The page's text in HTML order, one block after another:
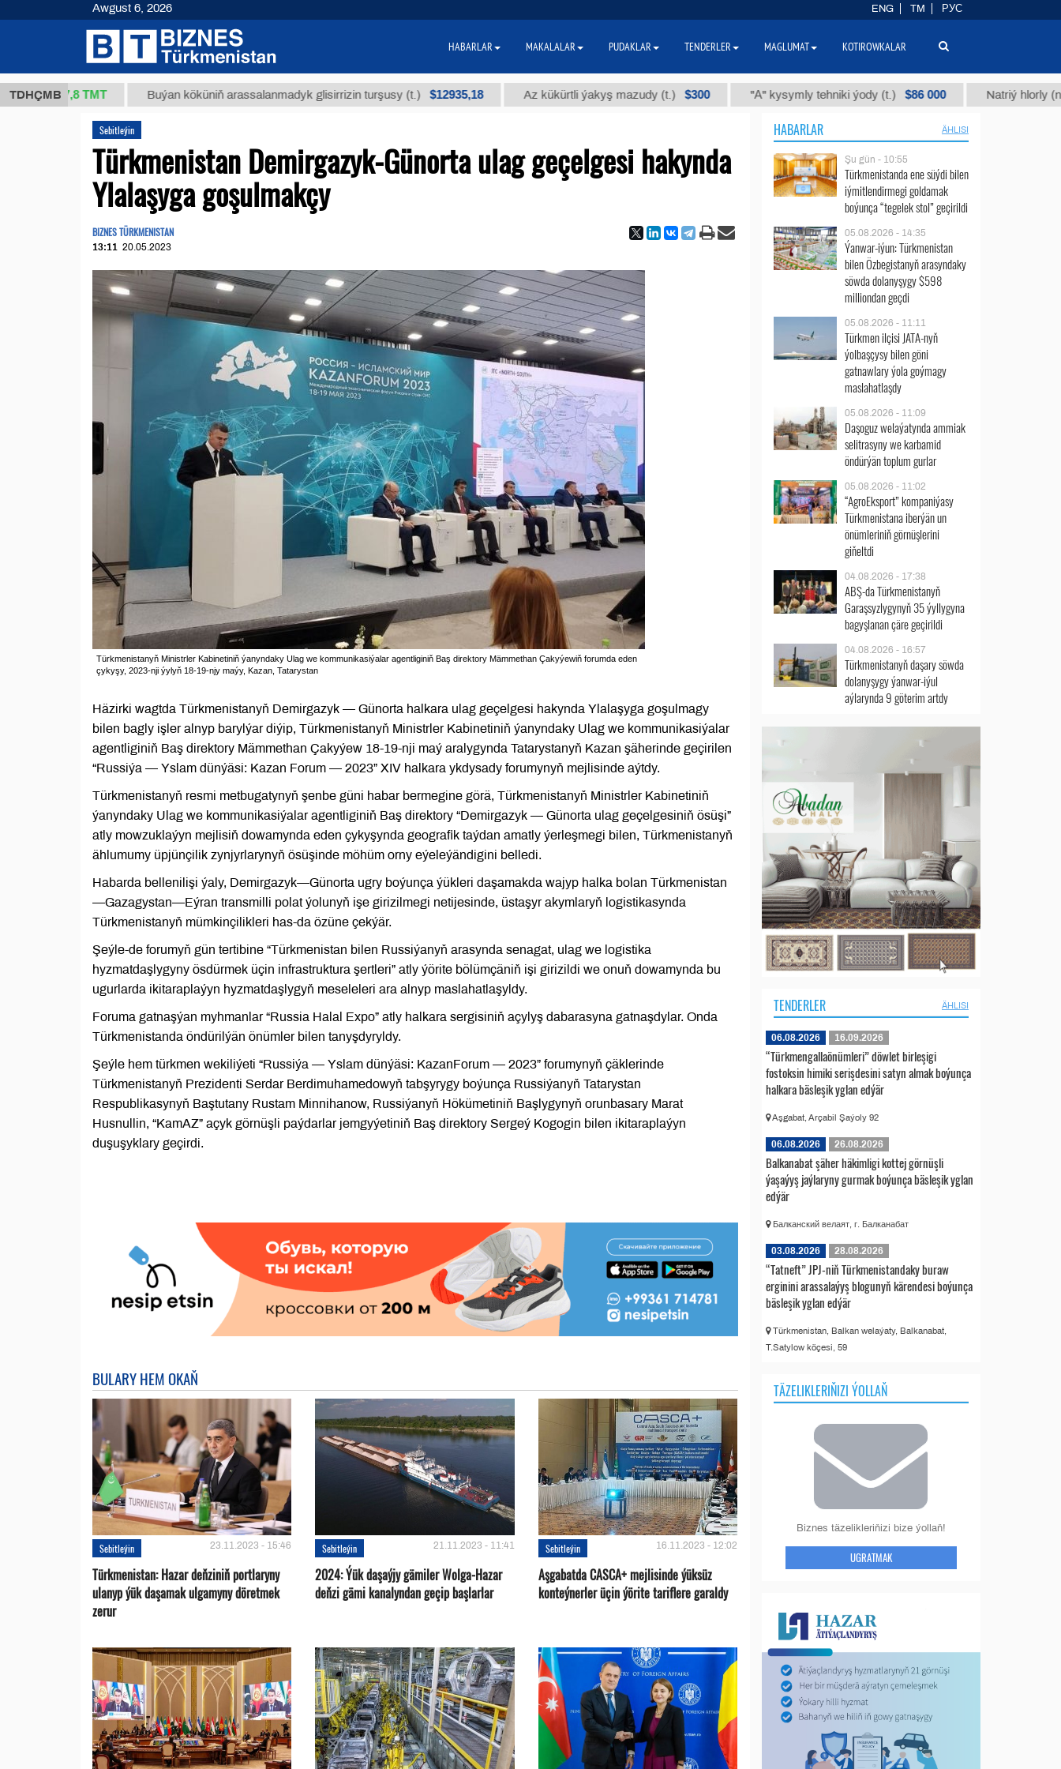
TDHÇMB
37,8 ТМТ Buýan köküniň arassalanmadyk glisirrizin turşusy (t.) $12935,18 Az kükürtli ýakyş mazudy (t.) $300 "А" kysymly tehniki ýody (t.) $86 000 Natriý hlorly (nahar
Sebitleýin
Türkmenistan Demirgazyk-Günorta ulag geçelgesi hakynda
Ylalaşyga goşulmakçy
BIZNES TÜRKMENISTAN
13:11 20.05.2023
Türkmenistanyň Ministrler Kabinetiniň ýanyndaky Ulag we kommunikasiýalar agentliginiň Baş direktory Mämmethan Çakyýewiň forumda eden
çykyşy, 2023-nji ýylyň 18-19-njy maýy, Kazan, Tatarystan
Häzirki wagtda Türkmenistanyň Demirgazyk — Günorta halkara ulag geçelgesi hakynda Ylalaşyga goşulmagy
bilen bagly işler alnyp barylýar diýip, Türkmenistanyň Ministrler Kabinetiniň ýanyndaky Ulag we kommunikasiýalar
agentliginiň Baş direktory Mämmethan Çakyýew 18-19-nji maý aralygynda Tatarystanyň Kazan şäherinde geçirilen
“Russiýa — Yslam dünýäsi: Kazan Forum — 2023” XIV halkara ykdysady forumynyň mejlisinde aýtdy.
Türkmenistanyň resmi metbugatynyň şenbe güni habar bermegine görä, Türkmenistanyň Ministrler Kabinetiniň
ýanyndaky Ulag we kommunikasiýalar agentliginiň Baş direktory “Demirgazyk — Günorta ulag geçelgesiniň ösüşi”
atly mowzuklaýyn mejlisiň dowamynda eden çykyşynda geografik taýdan amatly ýerleşmegi bilen, Türkmenistanyň
ählumumy üpjünçilik zynjyrlarynyň ösüşinde möhüm orny eýeleýändigini belledi.
Habarda bellenilişi ýaly, Demirgazyk—Günorta ugry boýunça ýükleri daşamakda wajyp halka bolan Türkmenistan
—Gazagystan—Eýran transmilli polat ýolunyň işe girizilmegi netijesinde, üstaşyr akymlaryň logistikasynda
Türkmenistanyň mümkinçilikleri has-da özüne çekýär.
Şeýle-de forumyň gün tertibine “Türkmenistan bilen Russiýanyň arasynda senagat, ulag we logistika
hyzmatdaşlygyny ösdürmek üçin infrastruktura şertleri” atly ýörite bölümçäniň işi girizildi we onuň dowamynda bu
ugurlarda ikitaraplaýyn hyzmatdaşlygyň meseleleri ara alnyp maslahatlaşyldy.
Foruma gatnaşýan myhmanlar “Russia Halal Expo” atly halkara sergisiniň açylyş dabarasyna gatnaşdylar. Onda
Türkmenistanda öndürilýän önümler bilen tanyşdyryldy.
Şeýle hem türkmen wekiliýeti “Russiýa — Yslam dünýäsi: KazanForum — 2023” forumynyň çäklerinde
Türkmenistanyň Prezidenti Serdar Berdimuhamedowyň tabşyrygy boýunça Russiýanyň Tatarystan
Respublikasynyň Baştutany Rustam Minnihanow, Russiýanyň Hökümetiniň Başlygynyň orunbasary Marat
Husnullin, “KamAZ” açyk görnüşli paýdarlar jemgyýetiniň Baş direktory Sergeý Kogogin bilen ikitaraplaýyn
duşuşyklary geçirdi.
BULARY HEM OKAŇ
Sebitleýin 23.11.2023 - 15:46
Türkmenistan: Hazar deňziniň portlaryny
ulanyp ýük daşamak ulgamyny döretmek
zerur
Sebitleýin 21.11.2023 - 11:41
2024: Ýük daşaýjy gämiler Wolga-Hazar
deňzi gämi kanalyndan geçip başlarlar
Sebitleýin 16.11.2023 - 12:02
Aşgabatda CASCA+ mejlisinde ýüksüz
konteýnerler üçin ýörite tariflere garaldy
HABARLAR ÄHLISI
Şu gün - 10:55
Türkmenistanda ene süýdi bilen
iýmitlendirmegi goldamak
boýunça “tegelek stol” geçirildi
05.08.2026 - 14:35
Ýanwar-iýun: Türkmenistan
bilen Özbegistanyň arasyndaky
söwda dolanyşygy $598
milliondan geçdi
05.08.2026 - 11:11
Türkmen ilçisi JATA-nyň
ýolbaşçysy bilen göni
gatnawlary ýola goýmagy
maslahatlaşdy
05.08.2026 - 11:09
Daşoguz welaýatynda ammiak
selitrasyny we karbamid
öndürýän toplum gurlar
05.08.2026 - 11:02
“AgroEksport” kompaniýasy
Türkmenistana iberýän un
önümleriniň görnüşlerini
giňeltdi
04.08.2026 - 17:38
ABŞ-da Türkmenistanyň
Garaşsyzlygynyň 35 ýyllygyna
bagyşlanan çäre geçirildi
04.08.2026 - 16:57
Türkmenistanyň daşary söwda
dolanyşygy ýanwar-iýul
aýlarynda 9 göterim artdy
TENDERLER ÄHLISI
06.08.2026 16.09.2026
“Türkmengallaönümleri” döwlet birleşigi
fostoksin himiki serişdesini satyn almak boýunça
halkara bäsleşik yglan edýär
Aşgabat, Arçabil Şaýoly 92
06.08.2026 26.08.2026
Balkanabat şäher häkimligi kottej görnüşli
ýaşaýyş jaýlaryny gurmak boýunça bäsleşik yglan
edýär
Балканский велаят, г. Балканабат
03.08.2026 28.08.2026
“Tatneft” JPJ-niň Türkmenistandaky buraw
erginini arassalaýyş blogunyň kärendesi boýunça
bäsleşik yglan edýär
Türkmenistan, Balkan welaýaty, Balkanabat,
T.Satylow köçesi, 59
TÄZELIKLERIŇIZI ÝOLLAŇ
Biznes täzelikleriňizi bize ýollaň!
UGRATMAK
Awgust 6, 2026 ENG TM РУС
HABARLAR MAKALALAR PUDAKLAR TENDERLER MAGLUMAT KOTIROWKALAR